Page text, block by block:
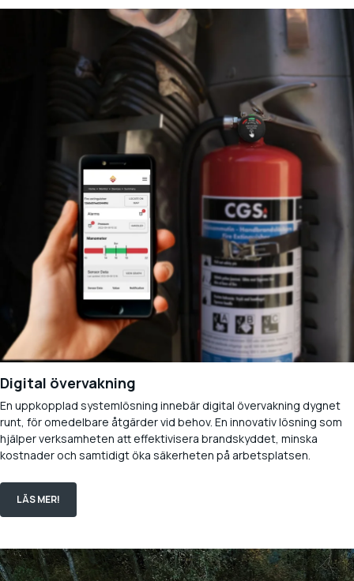
Digital övervakning
En uppkopplad systemlösning innebär digital övervakning dygnet
runt, för omedelbare åtgärder vid behov. En innovativ lösning som
hjälper verksamheten att effektivisera brandskyddet, minska
kostnader och samtidigt öka säkerheten på arbetsplatsen.
LÄS MER!